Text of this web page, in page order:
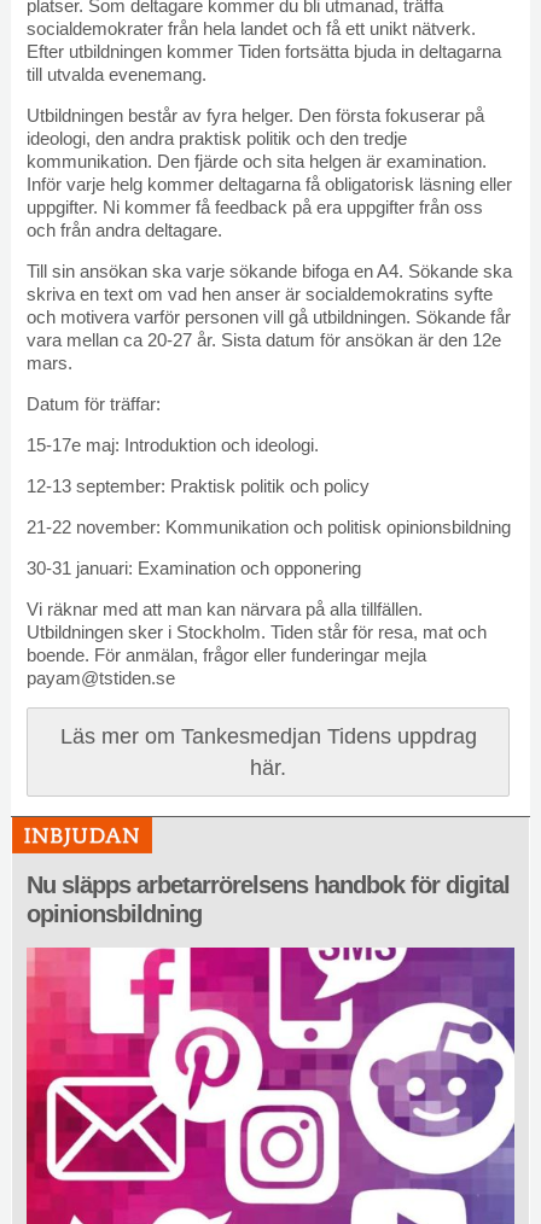
platser. Som deltagare kommer du bli utmanad, träffa
socialdemokrater från hela landet och få ett unikt nätverk.
Efter utbildningen kommer Tiden fortsätta bjuda in deltagarna
till utvalda evenemang.
Utbildningen består av fyra helger. Den första fokuserar på
ideologi, den andra praktisk politik och den tredje
kommunikation. Den fjärde och sita helgen är examination.
Inför varje helg kommer deltagarna få obligatorisk läsning eller
uppgifter. Ni kommer få feedback på era uppgifter från oss
och från andra deltagare.
Till sin ansökan ska varje sökande bifoga en A4. Sökande ska
skriva en text om vad hen anser är socialdemokratins syfte
och motivera varför personen vill gå utbildningen. Sökande får
vara mellan ca 20-27 år. Sista datum för ansökan är den 12e
mars.
Datum för träffar:
15-17e maj: Introduktion och ideologi.
12-13 september: Praktisk politik och policy
21-22 november: Kommunikation och politisk opinionsbildning
30-31 januari: Examination och opponering
Vi räknar med att man kan närvara på alla tillfällen.
Utbildningen sker i Stockholm. Tiden står för resa, mat och
boende. För anmälan, frågor eller funderingar mejla
payam@tstiden.se
Läs mer om Tankesmedjan Tidens uppdrag
här.
Nu släpps arbetarrörelsens handbok för digital
opinionsbildning